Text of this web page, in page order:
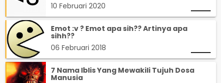
10 Februari 2020
Emot :v ? Emot apa sih?? Artinya apa
sihh??
06 Februari 2018
7 Nama Iblis Yang Mewakili Tujuh Dosa
Manusia